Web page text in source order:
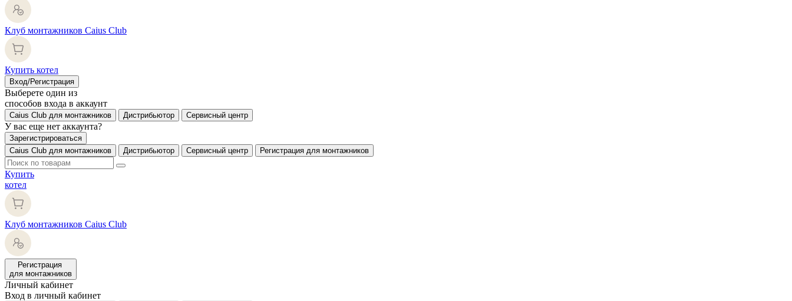
Клуб монтажников Caius Club
Купить котел
Вход/Регистрация
Выберете один из
способов входа в аккаунт
Caius Club для монтажников Дистрибьютор Сервисный центр
У вас еще нет аккаунта?
Зарегистрироваться
Caius Club для монтажников
Дистрибьютор Сервисный центр Регистрация для монтажников
Купить
котел
Клуб монтажников Caius Club
Регистрация
для монтажников
Личный кабинет
Вход в личный кабинет